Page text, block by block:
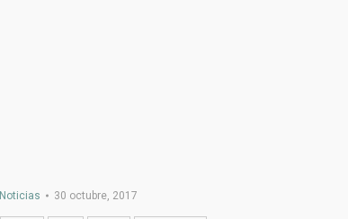
Noticias 30 octubre, 2017